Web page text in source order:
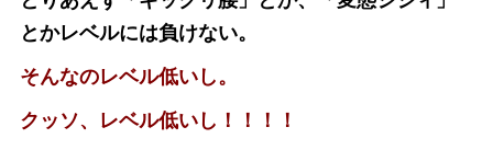
とかレベルには負けない。
そんなのレベル低いし。
クッソ、レベル低いし！！！！